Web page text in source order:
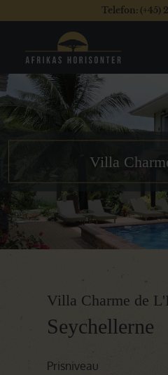
Telefon: (+45)
Villa
Villa Charme de
Seychellerne
Prisniveau